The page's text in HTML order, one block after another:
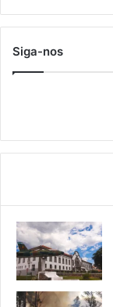
Siga-nos